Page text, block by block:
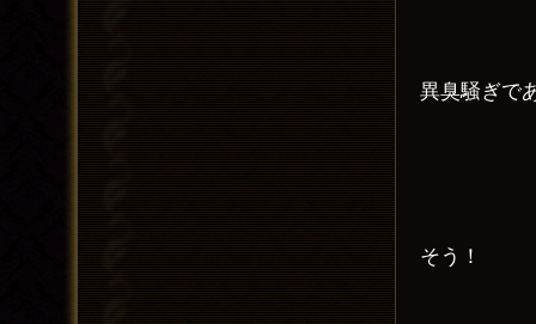
異臭騒ぎで
そう！